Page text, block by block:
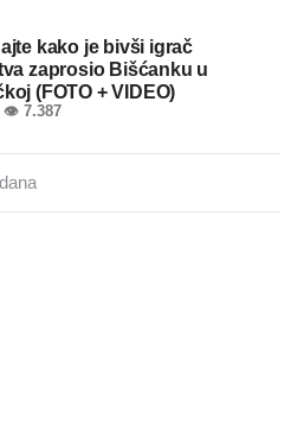
kako je bivši igrač
zaprosio Bišćanku u
(FOTO + VIDEO)
👁 7.387